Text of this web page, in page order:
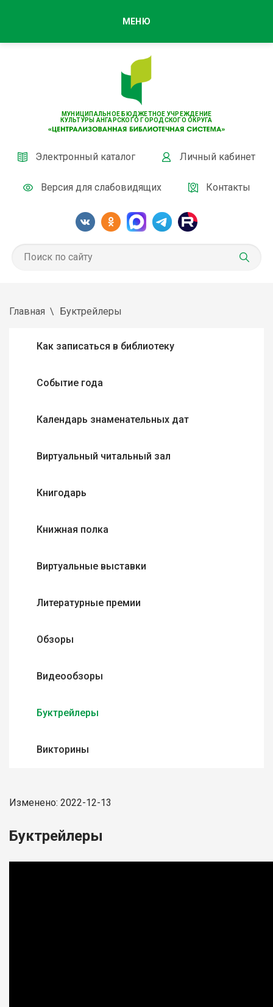
МУНИЦИПАЛЬНОЕ БЮДЖЕТНОЕ УЧРЕЖДЕНИЕ
КУЛЬТУРЫ АНГАРСКОГО ГОРОДСКОГО ОКРУГА
Электронный каталог Личный кабинет
Версия для слабовидящих Контакты
МЕНЮ
Главная Буктрейлеры
Как записаться в библиотеку
Событие года
Календарь знаменательных дат
Виртуальный читальный зал
Книгодарь
Книжная полка
Виртуальные выставки
Литературные премии
Обзоры
Видеообзоры
Буктрейлеры
Викторины
Изменено: 2022-12-13
Буктрейлеры